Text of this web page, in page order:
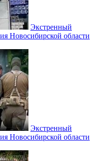
Экстренный
Новосибирской области
Экстренный
Новосибирской области